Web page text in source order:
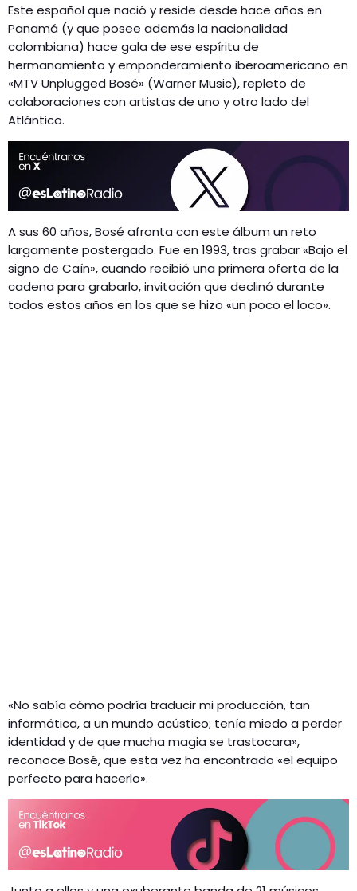
Este español que nació y reside desde hace años en
Panamá (y que posee además la nacionalidad
colombiana) hace gala de ese espíritu de
hermanamiento y emponderamiento iberoamericano en
«MTV Unplugged Bosé» (Warner Music), repleto de
colaboraciones con artistas de uno y otro lado del
Atlántico.
A sus 60 años, Bosé afronta con este álbum un reto
largamente postergado. Fue en 1993, tras grabar «Bajo el
signo de Caín», cuando recibió una primera oferta de la
cadena para grabarlo, invitación que declinó durante
todos estos años en los que se hizo «un poco el loco».
«No sabía cómo podría traducir mi producción, tan
informática, a un mundo acústico; tenía miedo a perder
identidad y de que mucha magia se trastocara»,
reconoce Bosé, que esta vez ha encontrado «el equipo
perfecto para hacerlo».